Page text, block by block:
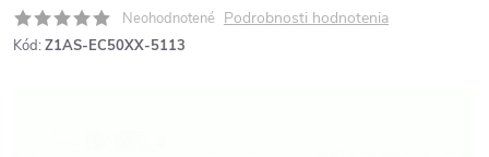
Neohodnotené Podrobnosti hodnotenia
Kód: Z1AS-EC50XX-5113